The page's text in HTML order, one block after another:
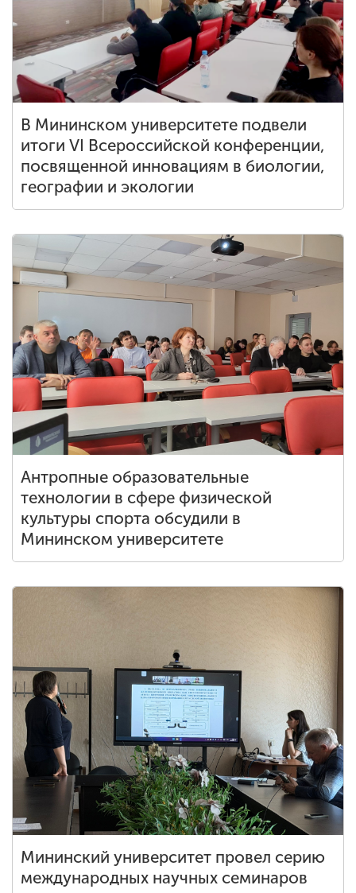
В Мининском университете подвели
итоги VI Всероссийской конференции,
посвященной инновациям в биологии,
географии и экологии
Антропные образовательные
технологии в сфере физической
культуры спорта обсудили в
Мининском университете
Мининский университет провел серию
международных научных семинаров